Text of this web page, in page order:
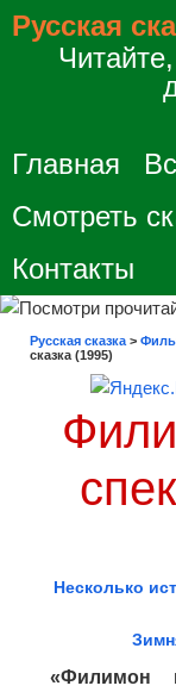
Русская
Главная
Смотреть
Контакты
Русская сказка >
сказка (1995)
Несколько
«Филимон